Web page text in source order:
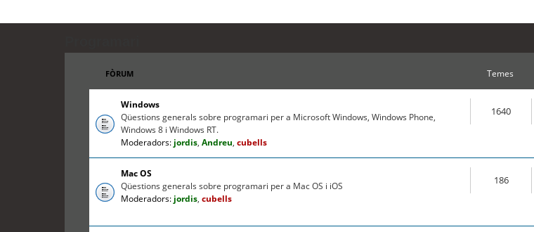
FÒRUM Temes
Windows
Qüestions generals sobre programari per a Microsoft Windows, Windows Phone,
Windows 8 i Windows RT.
Moderadors: jordis, Andreu, cubells
1640
Mac OS
Qüestions generals sobre programari per a Mac OS i iOS
Moderadors: jordis, cubells
186